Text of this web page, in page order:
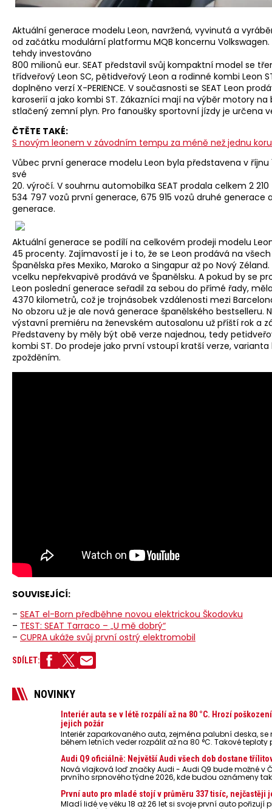
Aktuální generace modelu Leon, navržená, vyvinutá a
od začátku modulární platformu MQB koncernu
tehdy investováno
800 milionů eur. SEAT představil svůj kompaktní model se
třídveřový Leon SC, pětidveřový Leon a rodinné kombi Leon
doplněno verzí X-PERIENCE. V současnosti se SEAT Leon
karoserií a jako kombi ST. Zákazníci mají na výběr motory
stlačený zemní plyn. Pro fanoušky sportovní jízdy je určena
ČTĚTE TAKÉ:
S novým leonem v závodním tempu za méně než jednu
Vůbec první generace modelu Leon byla představena v říjnu
své
20. výročí. V souhrnu automobilka SEAT prodala celkem 2 210
534 797 vozů první generace, 675 915 vozů druhé generace
generace.
Aktuální generace se podílí na celkovém prodeji modelu
45 procenty. Zajímavostí je i to, že se Leon prodává na
Španělska přes Mexiko, Maroko a Singapur až po Nový
vcelku nepřekvapivě prodává ve Španělsku. A pokud by se
Leon poslední generace seřadil za sebou do přímé řady,
4370 kilometrů, což je trojnásobek vzdálenosti mezi
No obzoru už je ale nová generace španělského bestselleru.
výstavní premiéru na ženevském autosalonu už příští rok a
Představeny by měly být obě verze najednou, tedy
kombi ST. Do prodeje jako první vstoupí kratší verze,
zpožděním.
SOUVISEJÍCÍ:
– SEAT el-Born předběhne novou elektrickou Škodovku
– TEST: SEAT Tarraco – „U mě dobrý“
– CUPRA ukáže svůj první ostrý elektromobil
SDÍLET:
NOVINKY
Interiér auta se v létě rozpálí až na 80 °C. Hrozí
jejich požár
Interiér zaparkovaného auta, zejména palubní deska,
během letních veder rozpálit až na 80 °C. Takové
poškodit elektroniku a ve výjimečných případech i zvýšit
Audi Q9 oficiálně: Největší Audi všech dob dostane
Nová vlajková loď značky Audi - Audi Q9 bude možné v
prvního srpnového týdne 2026, kde budou oznámeny
První auto pro mladé stojí v průměru 337 tisíc, nejčastěji
Mladí lidé ve věku 18 až 26 let si svoje první auto pořizují